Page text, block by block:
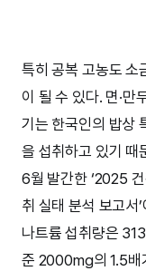
특히 공복 고농도 소
이 될 수 있다. 면·만
기는 한국인의 밥상
을 섭취하고 있기 때
6월 발간한 ‘2025
취 실태 분석 보고서
나트륨 섭취량은
준 2000mg의 1.5배